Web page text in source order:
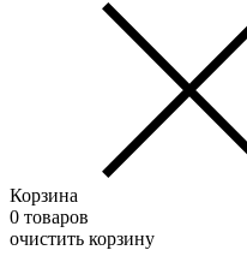
Корзина
0 товаров
очистить корзину